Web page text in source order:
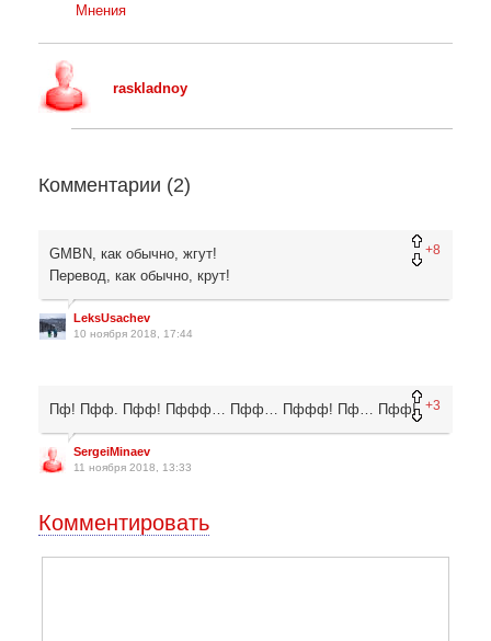
Мнения
raskladnoy
Комментарии (2)
+8
GMBN, как обычно, жгут!
Перевод, как обычно, крут!
LeksUsachev
10 ноября 2018, 17:44
+3
Пф! Пфф. Пфф! Пффф… Пфф… Пффф! Пф… Пфф!
SergeiMinaev
11 ноября 2018, 13:33
Комментировать